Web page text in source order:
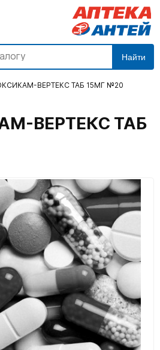
Найти
ВЕРТЕКС ТАБ 15МГ №20
ВЕРТЕКС ТАБ